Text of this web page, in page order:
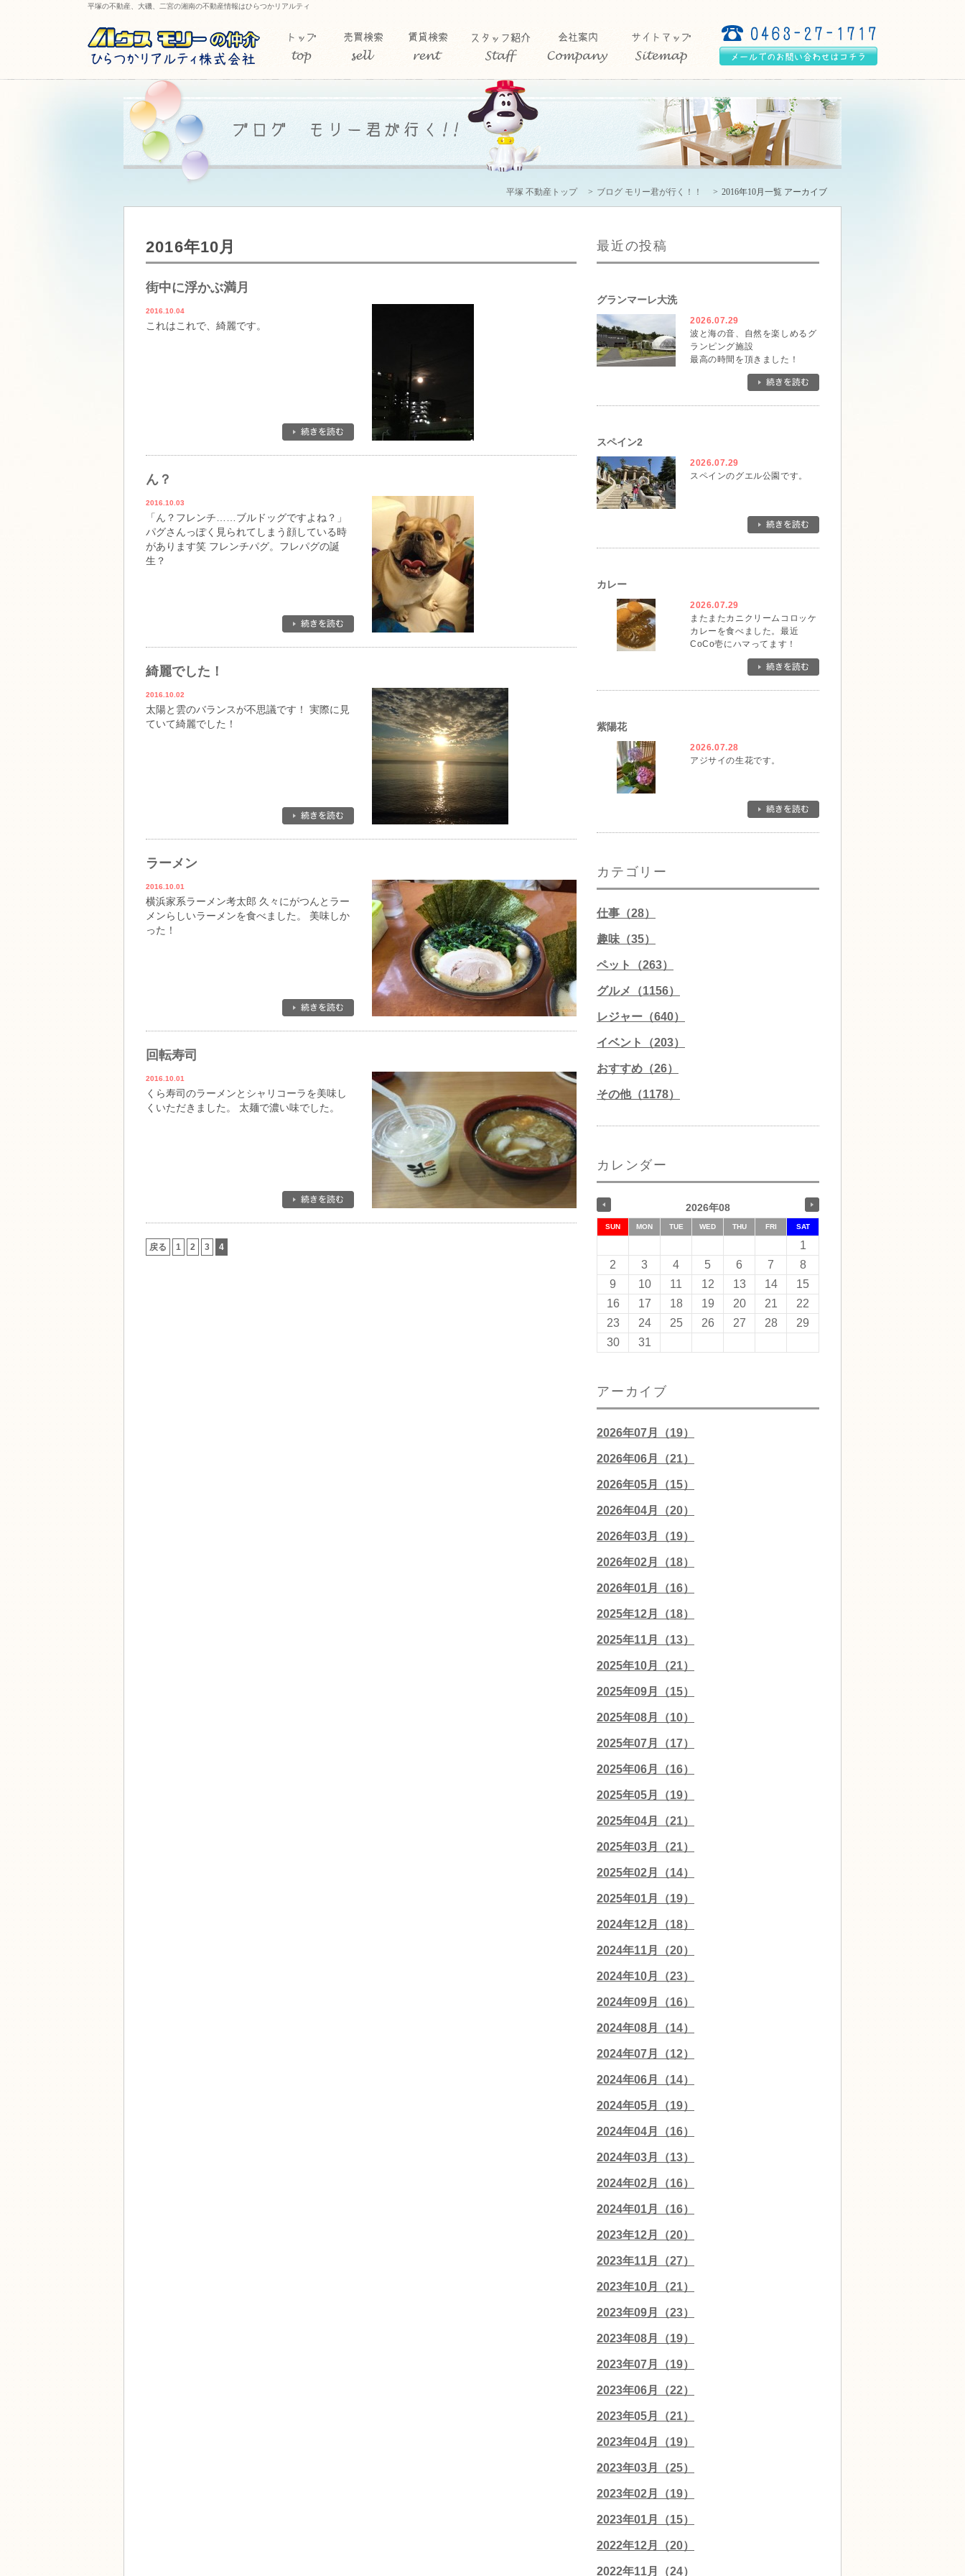
平塚の不動産、大磯、二宮の湘南の不動産情報はひらつかリアルティ
平塚 不動産トップ ブログ モリー君が行く！！ 2016年10月一覧 アーカイブ
2016年10月
街中に浮かぶ満月
2016.10.04
これはこれで、綺麗です。
ん？
2016.10.03
「ん？フレンチ……ブルドッグですよね？」
パグさんっぽく見られてしまう顔している時
があります笑 フレンチパグ。フレパグの誕
生？
綺麗でした！
2016.10.02
太陽と雲のバランスが不思議です！ 実際に見
ていて綺麗でした！
ラーメン
2016.10.01
横浜家系ラーメン考太郎 久々にがつんとラー
メンらしいラーメンを食べました。 美味しか
った！
回転寿司
2016.10.01
くら寿司のラーメンとシャリコーラを美味し
くいただきました。 太麺で濃い味でした。
戻る 1 2 3 4
最近の投稿
グランマーレ大洗
2026.07.29
波と海の音、自然を楽しめるグ
ランピング施設
最高の時間を頂きました！
スペイン2
2026.07.29
スペインのグエル公園です。
カレー
2026.07.29
またまたカニクリームコロッケ
カレーを食べました。最近
CoCo壱にハマってます！
紫陽花
2026.07.28
アジサイの生花です。
カテゴリー
仕事（28）
趣味（35）
ペット（263）
グルメ（1156）
レジャー（640）
イベント（203）
おすすめ（26）
その他（1178）
カレンダー
2026年08
SUN MON TUE WED THU FRI SAT
1
2
3 4 5 6 7
8
9
10 11 12 13 14
15
16
17 18 19 20 21
22
23
24 25 26 27 28
29
30
31
アーカイブ
2026年07月（19）
2026年06月（21）
2026年05月（15）
2026年04月（20）
2026年03月（19）
2026年02月（18）
2026年01月（16）
2025年12月（18）
2025年11月（13）
2025年10月（21）
2025年09月（15）
2025年08月（10）
2025年07月（17）
2025年06月（16）
2025年05月（19）
2025年04月（21）
2025年03月（21）
2025年02月（14）
2025年01月（19）
2024年12月（18）
2024年11月（20）
2024年10月（23）
2024年09月（16）
2024年08月（14）
2024年07月（12）
2024年06月（14）
2024年05月（19）
2024年04月（16）
2024年03月（13）
2024年02月（16）
2024年01月（16）
2023年12月（20）
2023年11月（27）
2023年10月（21）
2023年09月（23）
2023年08月（19）
2023年07月（19）
2023年06月（22）
2023年05月（21）
2023年04月（19）
2023年03月（25）
2023年02月（19）
2023年01月（15）
2022年12月（20）
2022年11月（24）